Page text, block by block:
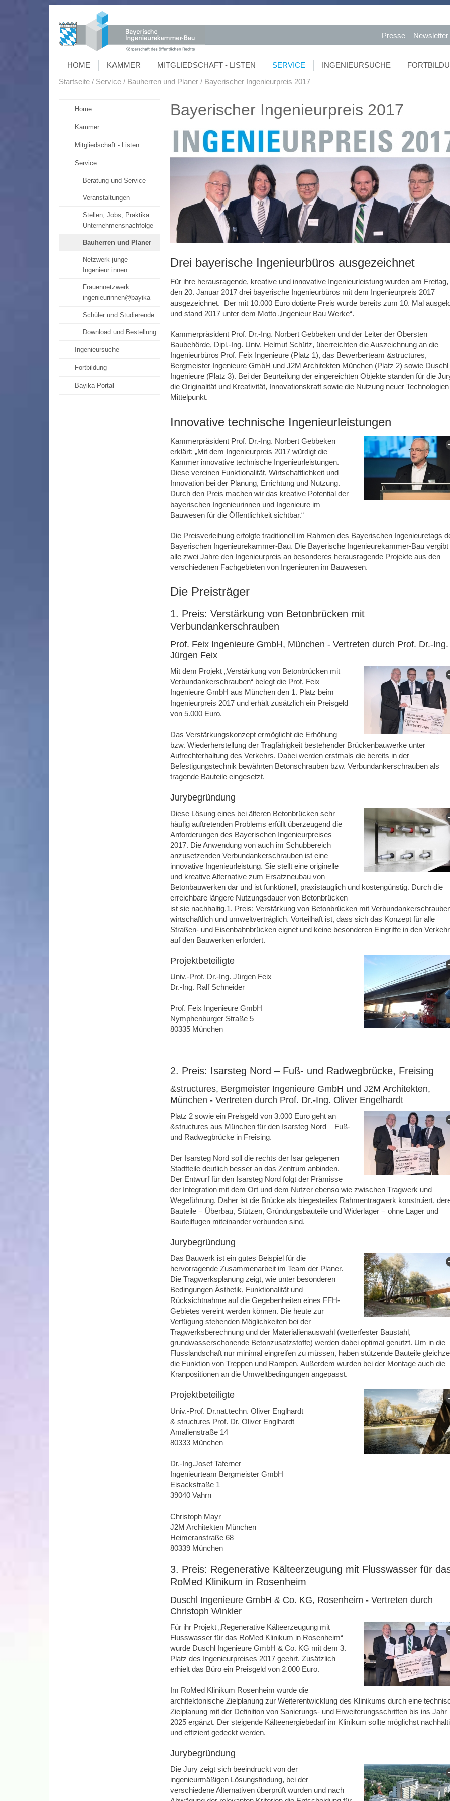
Presse Newsletter
HOME KAMMER MITGLIEDSCHAFT - LISTEN SERVICE INGENIEURSUCHE
Startseite
Service Bauherren und Planer Bayerischer Ingenieurpreis 2017
Home
Kammer
Mitgliedschaft - Listen
Service
Beratung und Service
Veranstaltungen
Stellen, Jobs, Praktika
Unternehmensnachfolge
Bauherren und Planer
Netzwerk junge
Ingenieur:innen
Frauennetzwerk
ingenieurinnen@bayika
Schüler und Studierende
Download und Bestellung
Ingenieursuche
Fortbildung
Bayika-Portal
Bayerischer Ingenieurpreis 2017
Drei bayerische Ingenieurbüros ausgezeichnet
Für ihre herausragende, kreative und innovative Ingenieurleistung wurden am Freitag,
den 20. Januar 2017 drei bayerische Ingenieurbüros mit dem Ingenieurpreis 2017
ausgezeichnet. Der mit 10.000 Euro dotierte Preis wurde bereits zum 10. Mal
und stand 2017 unter dem Motto „Ingenieur Bau Werke“.
Kammerpräsident Prof. Dr.-Ing. Norbert Gebbeken und der Leiter der Obersten
Baubehörde, Dipl.-Ing. Univ. Helmut Schütz, überreichten die Auszeichnung an die
Ingenieurbüros Prof. Feix Ingenieure (Platz 1), das Bewerberteam &structures,
Bergmeister Ingenieure GmbH und J2M Architekten München (Platz 2) sowie Duschl
Ingenieure (Platz 3). Bei der Beurteilung der eingereichten Objekte standen für die
die Originalität und Kreativität, Innovationskraft sowie die Nutzung neuer
Mittelpunkt.
Innovative technische Ingenieurleistungen
Kammerpräsident Prof. Dr.-Ing. Norbert Gebbeken
erklärt: „Mit dem Ingenieurpreis 2017 würdigt die
Kammer innovative technische Ingenieurleistungen.
Diese vereinen Funktionalität, Wirtschaftlichkeit und
Innovation bei der Planung, Errichtung und Nutzung.
Durch den Preis machen wir das kreative Potential der
bayerischen Ingenieurinnen und Ingenieure im
Bauwesen für die Öffentlichkeit sichtbar.“
Die Preisverleihung erfolgte traditionell im Rahmen des Bayerischen Ingenieuretags
Bayerischen Ingenieurekammer-Bau. Die Bayerische Ingenieurekammer-Bau vergibt
alle zwei Jahre den Ingenieurpreis an besonderes herausragende Projekte aus den
verschiedenen Fachgebieten von Ingenieuren im Bauwesen.
Die Preisträger
1. Preis: Verstärkung von Betonbrücken mit
Verbundankerschrauben
Prof. Feix Ingenieure GmbH, München - Vertreten durch Prof. Dr.-Ing.
Jürgen Feix
Mit dem Projekt „Verstärkung von Betonbrücken mit
Verbundankerschrauben“ belegt die Prof. Feix
Ingenieure GmbH aus München den 1. Platz beim
Ingenieurpreis 2017 und erhält zusätzlich ein Preisgeld
von 5.000 Euro.
Das Verstärkungskonzept ermöglicht die Erhöhung
bzw. Wiederherstellung der Tragfähigkeit bestehender Brückenbauwerke unter
Aufrechterhaltung des Verkehrs. Dabei werden erstmals die bereits in der
Befestigungstechnik bewährten Betonschrauben bzw. Verbundankerschrauben als
tragende Bauteile eingesetzt.
Jurybegründung
Diese Lösung eines bei älteren Betonbrücken sehr
häufig auftretenden Problems erfüllt überzeugend die
Anforderungen des Bayerischen Ingenieurpreises
2017. Die Anwendung von auch im Schubbereich
anzusetzenden Verbundankerschrauben ist eine
innovative Ingenieurleistung. Sie stellt eine originelle
und kreative Alternative zum Ersatzneubau von
Betonbauwerken dar und ist funktionell, praxistauglich und kostengünstig. Durch die
erreichbare längere Nutzungsdauer von Betonbrücken
ist sie nachhaltig,1. Preis: Verstärkung von Betonbrücken mit
wirtschaftlich und umweltverträglich. Vorteilhaft ist, dass sich das Konzept für alle
Straßen- und Eisenbahnbrücken eignet und keine besonderen Eingriffe in den Verkehr
auf den Bauwerken erfordert.
Projektbeteiligte
Univ.-Prof. Dr.-Ing. Jürgen Feix
Dr.-Ing. Ralf Schneider
Prof. Feix Ingenieure GmbH
Nymphenburger Straße 5
80335 München
2. Preis: Isarsteg Nord – Fuß- und Radwegbrücke, Freising
&structures, Bergmeister Ingenieure GmbH und J2M Architekten,
München - Vertreten durch Prof. Dr.-Ing. Oliver Engelhardt
Platz 2 sowie ein Preisgeld von 3.000 Euro geht an
&structures aus München für den Isarsteg Nord – Fuß-
und Radwegbrücke in Freising.
Der Isarsteg Nord soll die rechts der Isar gelegenen
Stadtteile deutlich besser an das Zentrum anbinden.
Der Entwurf für den Isarsteg Nord folgt der Prämisse
der Integration mit dem Ort und dem Nutzer ebenso wie zwischen Tragwerk und
Wegeführung. Daher ist die Brücke als biegesteifes Rahmentragwerk konstruiert,
Bauteile − Überbau, Stützen, Gründungsbauteile und Widerlager − ohne Lager und
Bauteilfugen miteinander verbunden sind.
Jurybegründung
Das Bauwerk ist ein gutes Beispiel für die
hervorragende Zusammenarbeit im Team der Planer.
Die Tragwerksplanung zeigt, wie unter besonderen
Bedingungen Ästhetik, Funktionalität und
Rücksichtnahme auf die Gegebenheiten eines FFH-
Gebietes vereint werden können. Die heute zur
Verfügung stehenden Möglichkeiten bei der
Tragwerksberechnung und der Materialienauswahl (wetterfester Baustahl,
grundwasserschonende Betonzusatzstoffe) werden dabei optimal genutzt. Um in die
Flusslandschaft nur minimal eingreifen zu müssen, haben stützende Bauteile
die Funktion von Treppen und Rampen. Außerdem wurden bei der Montage auch die
Kranpositionen an die Umweltbedingungen angepasst.
Projektbeteiligte
Univ.-Prof. Dr.nat.techn. Oliver Englhardt
& structures Prof. Dr. Oliver Englhardt
Amalienstraße 14
80333 München
Dr.-Ing.Josef Taferner
Ingenieurteam Bergmeister GmbH
Eisackstraße 1
39040 Vahrn
Christoph Mayr
J2M Architekten München
Heimeranstraße 68
80339 München
3. Preis: Regenerative Kälteerzeugung mit Flusswasser für
RoMed Klinikum in Rosenheim
Duschl Ingenieure GmbH & Co. KG, Rosenheim - Vertreten durch
Christoph Winkler
Für ihr Projekt „Regenerative Kälteerzeugung mit
Flusswasser für das RoMed Klinikum in Rosenheim“
wurde Duschl Ingenieure GmbH & Co. KG mit dem 3.
Platz des Ingenieurpreises 2017 geehrt. Zusätzlich
erhielt das Büro ein Preisgeld von 2.000 Euro.
Im RoMed Klinikum Rosenheim wurde die
architektonische Zielplanung zur Weiterentwicklung des Klinikums durch eine
Zielplanung mit der Definition von Sanierungs- und Erweiterungsschritten bis ins Jahr
2025 ergänzt. Der steigende Kälteenergiebedarf im Klinikum sollte möglichst
und effizient gedeckt werden.
Jurybegründung
Die Jury zeigt sich beeindruckt von der
ingenieurmäßigen Lösungsfindung, bei der
verschiedene Alternativen überprüft wurden und nach